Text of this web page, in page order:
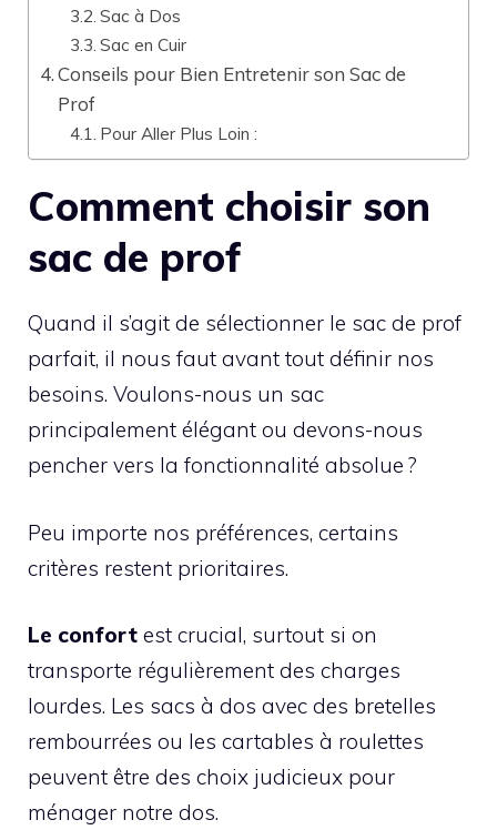
Sac à Dos
Sac en Cuir
Conseils pour Bien Entretenir son Sac de
Prof
Pour Aller Plus Loin :
Comment choisir son
sac de prof
Quand il s’agit de sélectionner le sac de prof
parfait, il nous faut avant tout définir nos
besoins. Voulons-nous un sac
principalement élégant ou devons-nous
pencher vers la fonctionnalité absolue ?
Peu importe nos préférences, certains
critères restent prioritaires.
Le confort est crucial, surtout si on
transporte régulièrement des charges
lourdes. Les sacs à dos avec des bretelles
rembourrées ou les cartables à roulettes
peuvent être des choix judicieux pour
ménager notre dos.